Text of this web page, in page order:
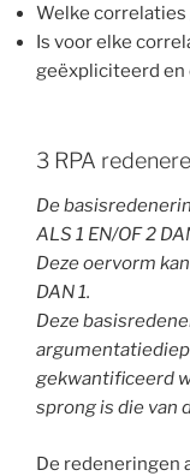
Welke correlaties
Is voor elke
geëxpliciteerd en
3 RPA
De
ALS 1 EN/OF 2
Deze oervorm
DAN 1.
Deze
gekwantificeerd
sprong is die van
De redeneringen